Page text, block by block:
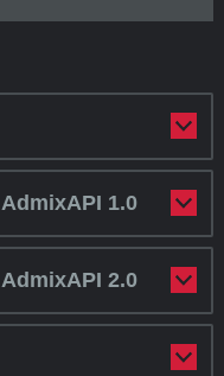
1.0
2.0